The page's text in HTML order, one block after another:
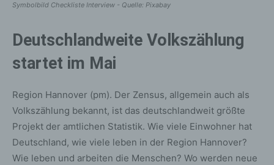
Symbolbild Checkliste Interview - Quelle: Pixabay
Deutschlandweite Volkszählung
startet im Mai
Region Hannover (pm). Der Zensus, allgemein auch als
Volkszählung bekannt, ist das deutschlandweit größte
Projekt der amtlichen Statistik. Wie viele Einwohner hat
Deutschland, wie viele leben in der Region Hannover?
Wie leben und arbeiten die Menschen? Wo werden neue